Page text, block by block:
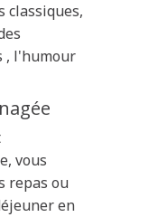
classiques,
, l'humour
vous
repas ou
en